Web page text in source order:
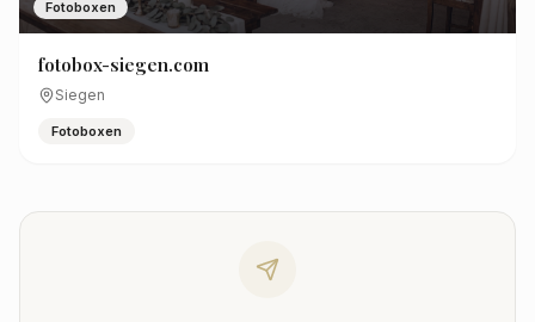
Fotoboxen
fotobox-siegen.com
Siegen
Fotoboxen